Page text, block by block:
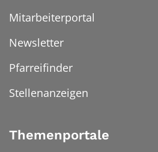
Mitarbeiterportal
Newsletter
Pfarreifinder
Stellenanzeigen
Themenportale